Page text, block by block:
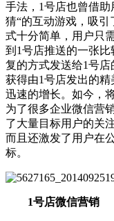
手法，1号店也曾借助
猜“的互动游戏，吸
式十分简单，用户只
到1号店推送的一张
复的方式发送给1号
获得由1号店发出的
迅速的增长。如今，
为了很多企业微信营
了大量目标用户的关
而且还激发了用户在
标。
1号店微信营销